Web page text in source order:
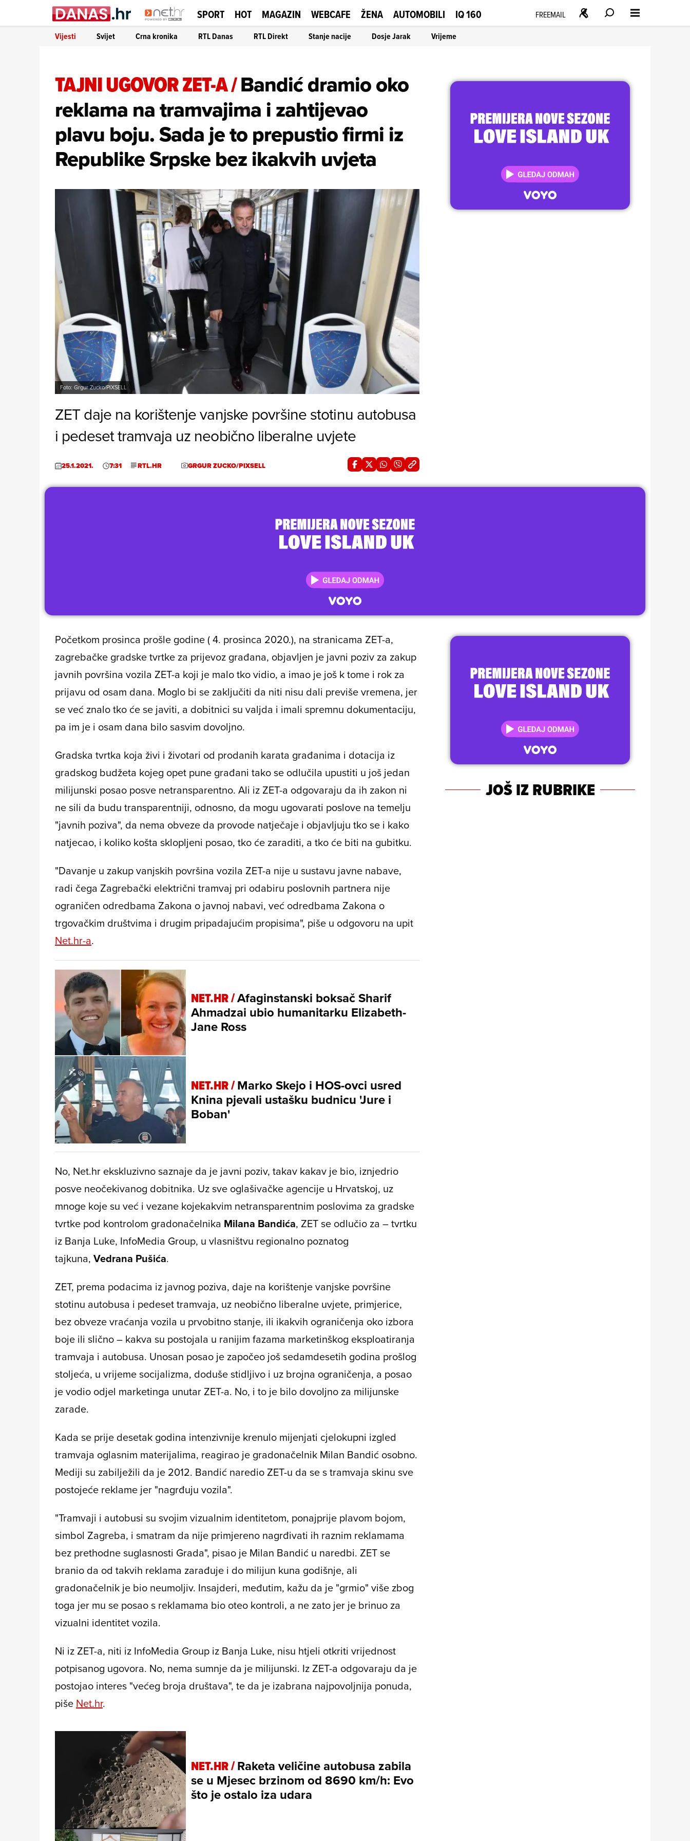
SPORT HOT MAGAZIN WEBCAFE ŽENA AUTOMOBILI IQ 160 FREEMAIL
Vijesti Svijet Crna kronika RTL Danas RTL Direkt Stanje nacije Dosje Jarak Vrijeme
TAJNI UGOVOR ZET-A/Bandić dramio oko
reklama na tramvajima i zahtijevao
plavu boju. Sada je to prepustio firmi iz
Republike Srpske bez ikakvih uvjeta
Foto: Grgur Zucko/PIXSELL
ZET daje na korištenje vanjske površine stotinu autobusa
i pedeset tramvaja uz neobično liberalne uvjete
25.1.2021. 7:31 RTL.HR GRGUR ZUCKO/PIXSELL
Početkom prosinca prošle godine ( 4. prosinca 2020.), na stranicama ZET-a,
zagrebačke gradske tvrtke za prijevoz građana, objavljen je javni poziv za zakup
javnih površina vozila ZET-a koji je malo tko vidio, a imao je još k tome i rok za
prijavu od osam dana. Moglo bi se zaključiti da niti nisu dali previše vremena, jer
se već znalo tko će se javiti, a dobitnici su valjda i imali spremnu dokumentaciju,
pa im je i osam dana bilo sasvim dovoljno.
Gradska tvrtka koja živi i životari od prodanih karata građanima i dotacija iz
gradskog budžeta kojeg opet pune građani tako se odlučila upustiti u još jedan
milijunski posao posve netransparentno. Ali iz ZET-a odgovaraju da ih zakon ni
ne sili da budu transparentniji, odnosno, da mogu ugovarati poslove na temelju
"javnih poziva", da nema obveze da provode natječaje i objavljuju tko se i kako
natjecao, i koliko košta sklopljeni posao, tko će zaraditi, a tko će biti na gubitku.
"Davanje u zakup vanjskih površina vozila ZET-a nije u sustavu javne nabave,
radi čega Zagrebački električni tramvaj pri odabiru poslovnih partnera nije
ograničen odredbama Zakona o javnoj nabavi, već odredbama Zakona o
trgovačkim društvima i drugim pripadajućim propisima", piše u odgovoru na upit
Net.hr-a.
NET.HR /Afaginstanski boksač Sharif
Ahmadzai ubio humanitarku Elizabeth-
Jane Ross
NET.HR /Marko Skejo i HOS-ovci usred
Knina pjevali ustašku budnicu 'Jure i
Boban'
No, Net.hr ekskluzivno saznaje da je javni poziv, takav kakav je bio, iznjedrio
posve neočekivanog dobitnika. Uz sve oglašivačke agencije u Hrvatskoj, uz
mnoge koje su već i vezane kojekakvim netransparentnim poslovima za gradske
tvrtke pod kontrolom gradonačelnika Milana Bandića, ZET se odlučio za – tvrtku
iz Banja Luke, InfoMedia Group, u vlasništvu regionalno poznatog
tajkuna, Vedrana Pušića.
ZET, prema podacima iz javnog poziva, daje na korištenje vanjske površine
stotinu autobusa i pedeset tramvaja, uz neobično liberalne uvjete, primjerice,
bez obveze vraćanja vozila u prvobitno stanje, ili ikakvih ograničenja oko izbora
boje ili slično – kakva su postojala u ranijim fazama marketinškog eksploatiranja
tramvaja i autobusa. Unosan posao je započeo još sedamdesetih godina prošlog
stoljeća, u vrijeme socijalizma, doduše stidljivo i uz brojna ograničenja, a posao
je vodio odjel marketinga unutar ZET-a. No, i to je bilo dovoljno za milijunske
zarade.
Kada se prije desetak godina intenzivnije krenulo mijenjati cjelokupni izgled
tramvaja oglasnim materijalima, reagirao je gradonačelnik Milan Bandić osobno.
Mediji su zabilježili da je 2012. Bandić naredio ZET-u da se s tramvaja skinu sve
postojeće reklame jer "nagrđuju vozila".
"Tramvaji i autobusi su svojim vizualnim identitetom, ponajprije plavom bojom,
simbol Zagreba, i smatram da nije primjereno nagrđivati ih raznim reklamama
bez prethodne suglasnosti Grada", pisao je Milan Bandić u naredbi. ZET se
branio da od takvih reklama zarađuje i do milijun kuna godišnje, ali
gradonačelnik je bio neumoljiv. Insajderi, međutim, kažu da je "grmio" više zbog
toga jer mu se posao s reklamama bio oteo kontroli, a ne zato jer je brinuo za
vizualni identitet vozila.
Ni iz ZET-a, niti iz InfoMedia Group iz Banja Luke, nisu htjeli otkriti vrijednost
potpisanog ugovora. No, nema sumnje da je milijunski. Iz ZET-a odgovaraju da je
postojao interes "većeg broja društava", te da je izabrana najpovoljnija ponuda,
piše Net.hr.
NET.HR /Raketa veličine autobusa zabila
se u Mjesec brzinom od 8690 km/h: Evo
što je ostalo iza udara
JOŠ IZ RUBRIKE